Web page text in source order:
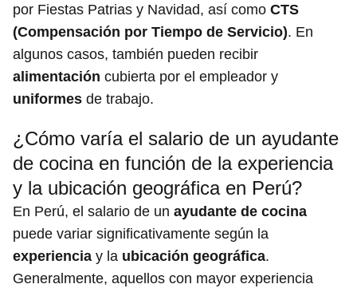
por Fiestas Patrias y Navidad, así como CTS
(Compensación por Tiempo de Servicio). En
algunos casos, también pueden recibir
alimentación cubierta por el empleador y
uniformes de trabajo.
¿Cómo varía el salario de un ayudante
de cocina en función de la experiencia
y la ubicación geográfica en Perú?
En Perú, el salario de un ayudante de cocina
puede variar significativamente según la
experiencia y la ubicación geográfica.
Generalmente, aquellos con mayor experiencia